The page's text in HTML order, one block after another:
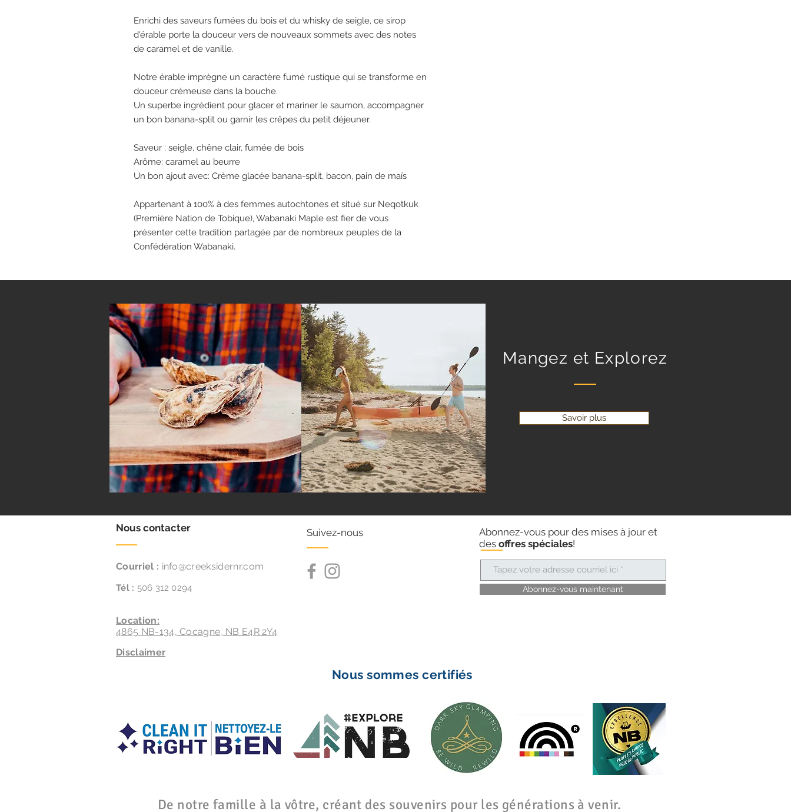
Enrichi des saveurs fumées du bois et du whisky de seigle, ce sirop
d'érable porte la douceur vers de nouveaux sommets avec des notes
de caramel et de vanille.
Notre érable imprègne un caractère fumé rustique qui se transforme en
douceur crémeuse dans la bouche.
Un superbe ingrédient pour glacer et mariner le saumon, accompagner
un bon banana-split ou garnir les crêpes du petit déjeuner.
Saveur : seigle, chêne clair, fumée de bois
Arôme: caramel au beurre
Un bon ajout avec: Crème glacée banana-split, bacon, pain de maïs
Appartenant à 100% à des femmes autochtones et situé sur Neqotkuk
(Première Nation de Tobique), Wabanaki Maple est fier de vous
présenter cette tradition partagée par de nombreux peuples de la
Confédération Wabanaki.
Mangez et Explorez
Savoir plus
Nous contacter Suivez-nous
Courriel : info@creeksidernr.com
Tél : 506 312 0294
Location:
4865 NB-134, Cocagne, NB E4R 2Y4
Abonnez-vous pour des mises à jour et
des offres spéciales!
Abonnez-vous maintenant
Disclaimer
Nous sommes certifiés
De notre famille à la vôtre, créant des souvenirs pour les générations à venir.